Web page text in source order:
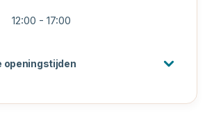
12:00 - 17:00
openingstijden